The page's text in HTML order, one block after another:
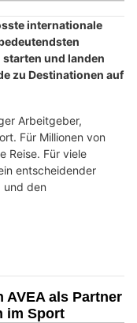
internationale
und landen
zu Destinationen auf
Arbeitgeber,
Für Millionen von
Reise. Für viele
entscheidender
und den
als Partner
im Sport